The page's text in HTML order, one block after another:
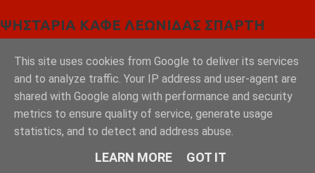
ΨΗΣΤΑΡΙΑ ΚΑΦΕ ΛΕΩΝΙΔΑΣ ΣΠΑΡΤΗ
This site uses cookies from Google to deliver its services
and to analyze traffic. Your IP address and user-agent are
shared with Google along with performance and security
metrics to ensure quality of service, generate usage
statistics, and to detect and address abuse.
LEARN MORE GOT IT